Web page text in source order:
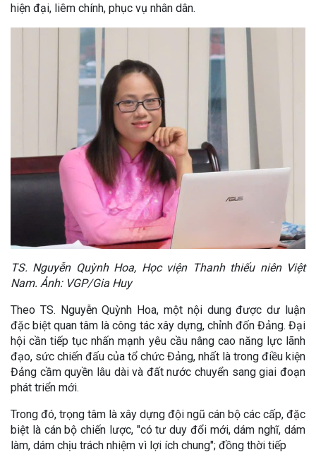
hiện đại, liêm chính, phục vụ nhân dân.
TS. Nguyễn Quỳnh Hoa, Học viện Thanh thiếu niên Việt
Nam. Ảnh: VGP/Gia Huy
Theo TS. Nguyễn Quỳnh Hoa, một nội dung được dư luận
đặc biệt quan tâm là công tác xây dựng, chỉnh đốn Đảng. Đại
hội cần tiếp tục nhấn mạnh yêu cầu nâng cao năng lực lãnh
đạo, sức chiến đấu của tổ chức Đảng, nhất là trong điều kiện
Đảng cầm quyền lâu dài và đất nước chuyển sang giai đoạn
phát triển mới.
Trong đó, trọng tâm là xây dựng đội ngũ cán bộ các cấp, đặc
biệt là cán bộ chiến lược, "có tư duy đổi mới, dám nghĩ, dám
làm, dám chịu trách nhiệm vì lợi ích chung"; đồng thời tiếp